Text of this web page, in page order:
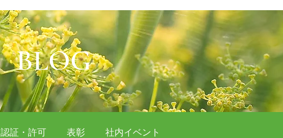
BLOG
認証・許可 表彰 社内イベント